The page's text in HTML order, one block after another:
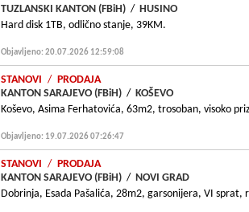
TUZLANSKI KANTON (FBiH) / HUSINO
Hard disk 1TB, odlično stanje, 39KM.
Objavljeno: 20.07.2026 12:59:08
STANOVI / PRODAJA
KANTON SARAJEVO (FBiH) / KOŠEVO
Koševo, Asima Ferhatovića, 63m2, trosoban, visoko
Objavljeno: 19.07.2026 07:26:47
STANOVI / PRODAJA
KANTON SARAJEVO (FBiH) / NOVI GRAD
Dobrinja, Esada Pašalića, 28m2, garsonijera, VI